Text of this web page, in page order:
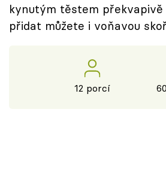
kynutým těstem překvapivě
přidat můžete i voňavou
12 porcí